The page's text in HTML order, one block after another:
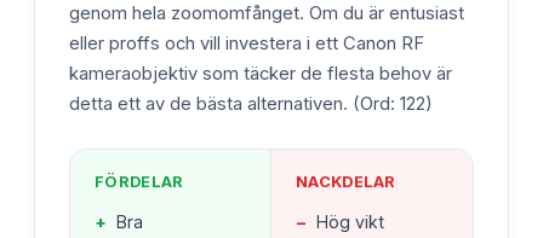
genom hela zoomomfånget. Om du är entusiast
eller proffs och vill investera i ett Canon RF
kameraobjektiv som täcker de flesta behov är
detta ett av de bästa alternativen. (Ord: 122)
FÖRDELAR
+ Bra
NACKDELAR
− Hög vikt